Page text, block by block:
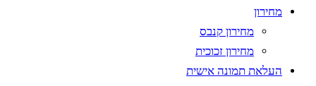
מחירון
מחירון קנבס
מחירון זכוכית
העלאת תמונה אישית